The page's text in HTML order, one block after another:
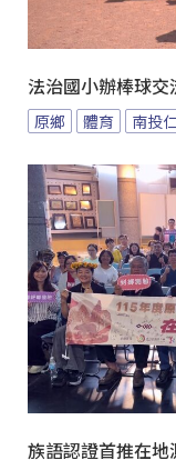
法治國小辦棒球
原鄉 體育 南投
族語認證首推在地